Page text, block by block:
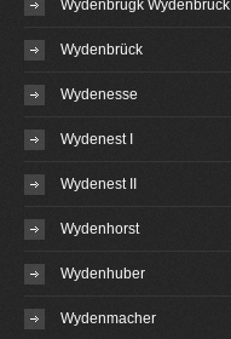
Wydenbrugk Wydenbruck
Wydenbrück
Wydenesse
Wydenest I
Wydenest II
Wydenhorst
Wydenhuber
Wydenmacher